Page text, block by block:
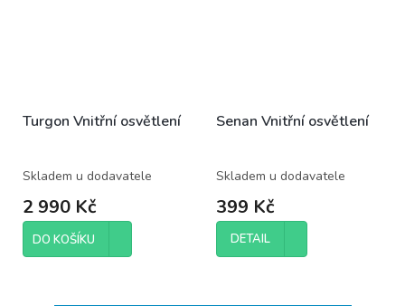
Turgon Vnitřní osvětlení
Skladem u dodavatele
2 990 Kč
DO KOŠÍKU
Senan Vnitřní osvětlení
Skladem u dodavatele
399 Kč
DETAIL